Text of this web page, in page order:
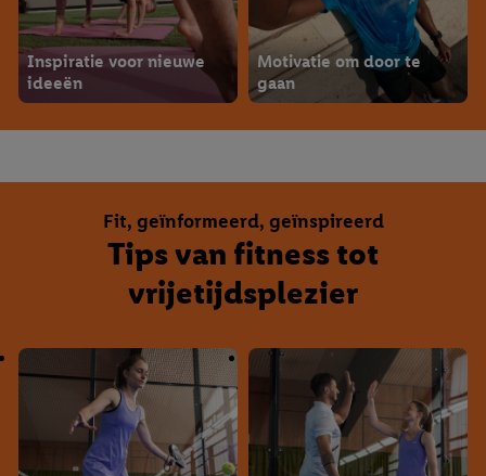
Inspiratie voor nieuwe
ideeën
Motivatie om door te
gaan
Fit, geïnformeerd, geïnspireerd
Tips van fitness tot
vrijetijdsplezier